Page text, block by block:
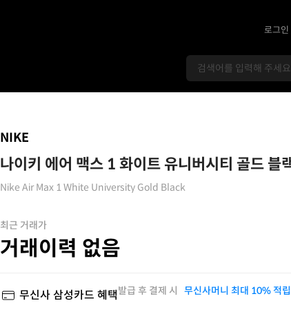
로그인
NIKE
나이키 에어 맥스 1 화이트 유니버시티 골드 블
Nike Air Max 1 White University Gold Black
최근 거래가
거래이력 없음
무신사 삼성카드 혜택발급 후 결제 시 무신사머니 최대 10% 적